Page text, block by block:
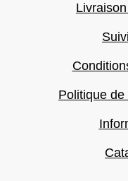
Politique